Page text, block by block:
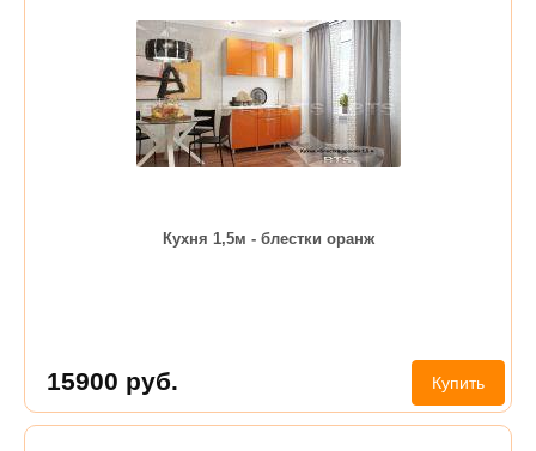
Кухня 1,5м - блестки оранж
15900 руб. Купить